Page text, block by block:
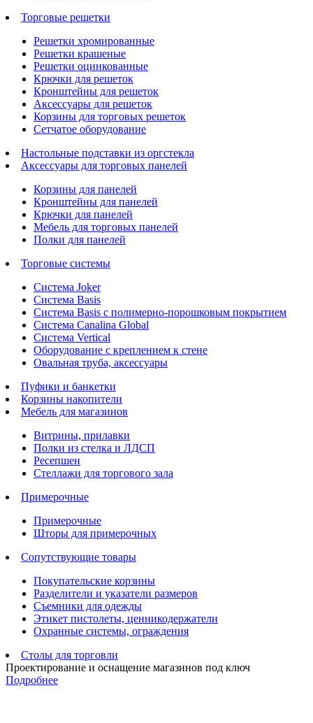
Торговые решетки
Решетки хромированные
Решетки крашеные
Решетки оцинкованные
Крючки для решеток
Кронштейны для решеток
Аксессуары для решеток
Корзины для торговых решеток
Сетчатое оборудование
Настольные подставки из оргстекла
Аксессуары для торговых панелей
Корзины для панелей
Кронштейны для панелей
Крючки для панелей
Мебель для торговых панелей
Полки для панелей
Торговые системы
Система Joker
Система Basis
Система Basis с полимерно-порошковым покрытием
Система Canalina Global
Система Vertical
Оборудование с креплением к стене
Овальная труба, аксессуары
Пуфики и банкетки
Корзины накопители
Мебель для магазинов
Витрины, прилавки
Полки из стелка и ЛДСП
Ресепшен
Стеллажи для торгового зала
Примерочные
Примерочные
Шторы для примерочных
Сопутствующие товары
Покупательские корзины
Разделители и указатели размеров
Съемники для одежды
Этикет пистолеты, ценникодержатели
Охранные системы, ограждения
Столы для торговли
Проектирование и оснащение магазинов под ключ
Подробнее